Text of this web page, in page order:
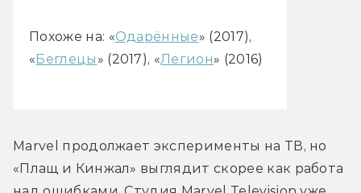
Похоже на: «Одарённые» (2017),
«Беглецы » (2017), «Легион» (2016)
Marvel продолжает эксперименты на ТВ, но
«Плащ и Кинжал» выглядит скорее как работа